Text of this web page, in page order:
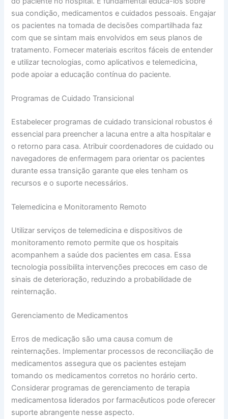
sua condição, medicamentos e cuidados pessoais. Engajar
os pacientes na tomada de decisões compartilhada faz
com que se sintam mais envolvidos em seus planos de
tratamento. Fornecer materiais escritos fáceis de entender
e utilizar tecnologias, como aplicativos e telemedicina,
pode apoiar a educação contínua do paciente.
Programas de Cuidado Transicional
Estabelecer programas de cuidado transicional robustos é
essencial para preencher a lacuna entre a alta hospitalar e
o retorno para casa. Atribuir coordenadores de cuidado ou
navegadores de enfermagem para orientar os pacientes
durante essa transição garante que eles tenham os
recursos e o suporte necessários.
Telemedicina e Monitoramento Remoto
Utilizar serviços de telemedicina e dispositivos de
monitoramento remoto permite que os hospitais
acompanhem a saúde dos pacientes em casa. Essa
tecnologia possibilita intervenções precoces em caso de
sinais de deterioração, reduzindo a probabilidade de
reinternação.
Gerenciamento de Medicamentos
Erros de medicação são uma causa comum de
reinternações. Implementar processos de reconciliação de
medicamentos assegura que os pacientes estejam
tomando os medicamentos corretos no horário certo.
Considerar programas de gerenciamento de terapia
medicamentosa liderados por farmacêuticos pode oferecer
suporte abrangente nesse aspecto.